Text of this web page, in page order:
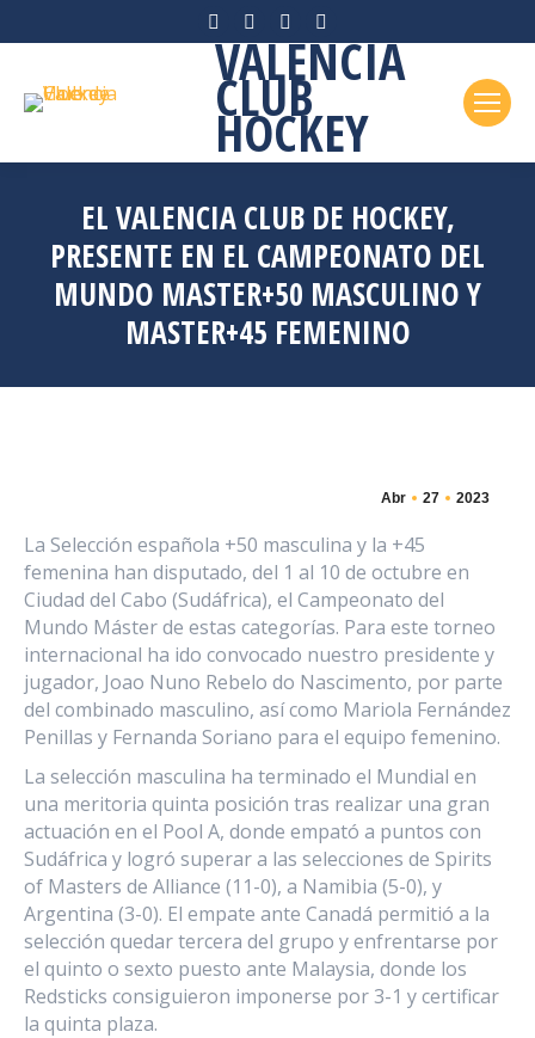
Facebook
page
opens
in
new
Instagram
page
opens
in
new
page
opens
in
new
page
opens
in
new
VALENCIA
CLUB
HOCKEY
EL VALENCIA CLUB DE HOCKEY,
PRESENTE EN EL CAMPEONATO DEL
MUNDO MASTER+50 MASCULINO Y
MASTER+45 FEMENINO
Abr 27 2023
La Selección española +50 masculina y la +45
femenina han disputado, del 1 al 10 de octubre en
Ciudad del Cabo (Sudáfrica), el Campeonato del
Mundo Máster de estas categorías. Para este torneo
internacional ha ido convocado nuestro presidente y
jugador, Joao Nuno Rebelo do Nascimento, por parte
del combinado masculino, así como Mariola Fernández
Penillas y Fernanda Soriano para el equipo femenino.
La selección masculina ha terminado el Mundial en
una meritoria quinta posición tras realizar una gran
actuación en el Pool A, donde empató a puntos con
Sudáfrica y logró superar a las selecciones de Spirits
of Masters de Alliance (11-0), a Namibia (5-0), y
Argentina (3-0). El empate ante Canadá permitió a la
selección quedar tercera del grupo y enfrentarse por
el quinto o sexto puesto ante Malaysia, donde los
Redsticks consiguieron imponerse por 3-1 y certificar
la quinta plaza.